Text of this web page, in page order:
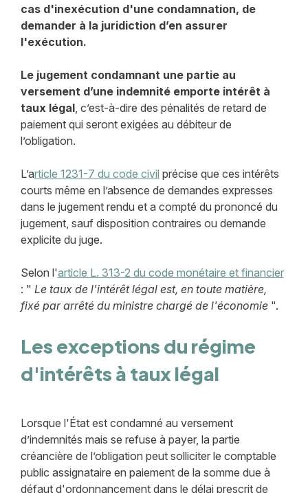
cas d'inexécution d'une condamnation, de
demander à la juridiction d’en assurer
l'exécution.
Le jugement condamnant une partie au
versement d’une indemnité emporte intérêt à
taux légal, c’est-à-dire des pénalités de retard de
paiement qui seront exigées au débiteur de
l’obligation.
L’article 1231-7 du code civil précise que ces intérêts
courts même en l’absence de demandes expresses
dans le jugement rendu et a compté du prononcé du
jugement, sauf disposition contraires ou demande
explicite du juge.
Selon l'article L. 313-2 du code monétaire et financier
: " Le taux de l'intérêt légal est, en toute matière,
fixé par arrêté du ministre chargé de l'économie".
Les exceptions du régime
d'intérêts à taux légal
Lorsque l'État est condamné au versement
d’indemnités mais se refuse à payer, la partie
créancière de l’obligation peut solliciter le comptable
public assignataire en paiement de la somme due à
défaut d'ordonnancement dans le délai prescrit de